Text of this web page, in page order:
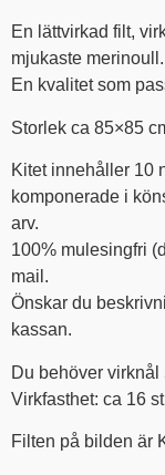
En lättvirkad filt,
mjukaste merinoull.
En kvalitet som
Storlek ca 85×85
Kitet innehåller 10
komponerade i
arv.
100% mulesingfri
mail.
Önskar du
kassan.
Du behöver virknål
Virkfasthet: ca 16
Filten på bilden är